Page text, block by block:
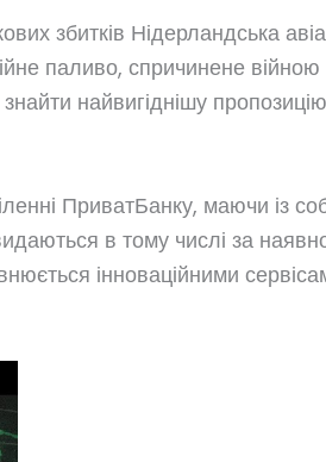
збитків Нідерландська
паливо, спричинене
найвигіднішу
ПриватБанку, маючи із
в тому числі за
інноваційними